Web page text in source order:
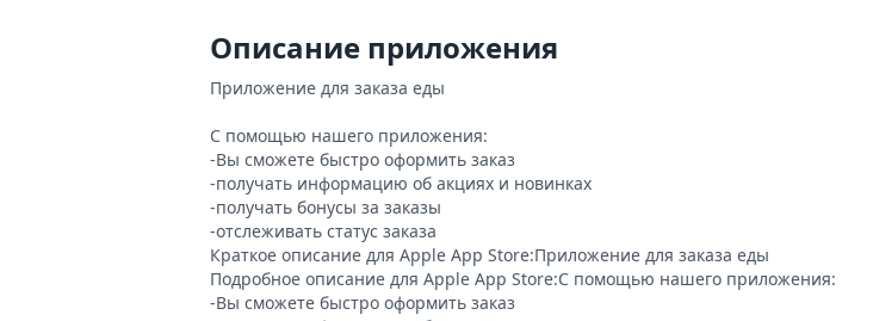
Описание приложения
Приложение для заказа еды
С помощью нашего приложения:
-Вы сможете быстро оформить заказ
-получать информацию об акциях и новинках
-получать бонусы за заказы
-отслеживать статус заказа
Краткое описание для Apple App Store:Приложение для заказа еды
Подробное описание для Apple App Store:С помощью нашего приложения:
-Вы сможете быстро оформить заказ